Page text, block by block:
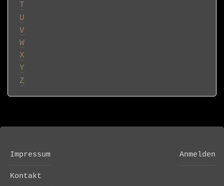
T
U
V
W
X
Y
Z
FOOTER
Impressum
Kontakt
USER
Anmelden